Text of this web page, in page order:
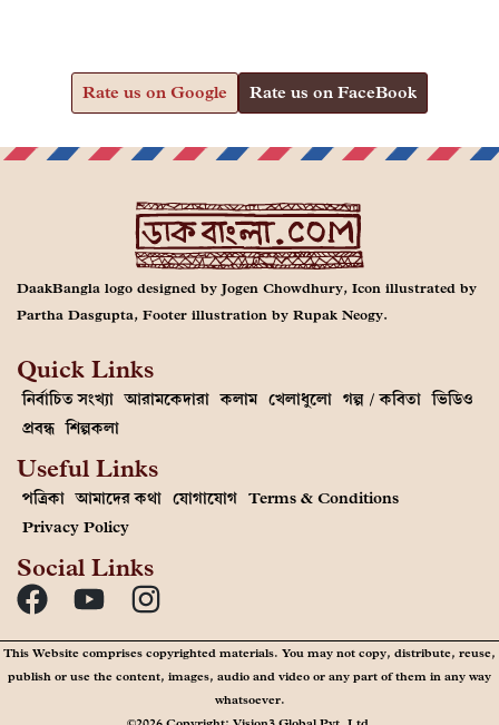
Rate us on Google Rate us on FaceBook
DaakBangla logo designed by Jogen Chowdhury, Icon illustrated by
Partha Dasgupta, Footer illustration by Rupak Neogy.
Quick Links
নির্বাচিত সংখ্যা আরামকেদারা কলাম খেলাধুলো গল্প / কবিতা ভিডিও
প্রবন্ধ শিল্পকলা
Useful Links
পত্রিকা আমাদের কথা যোগাযোগ Terms & Conditions
Privacy Policy
Social Links
This Website comprises copyrighted materials. You may not copy, distribute, reuse,
publish or use the content, images, audio and video or any part of them in any way
whatsoever.